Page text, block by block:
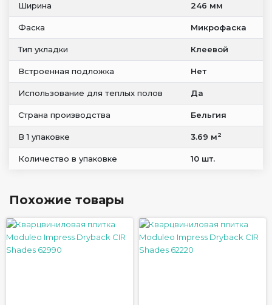
Ширина 246 мм
Фаска Микрофаска
Тип укладки Клеевой
Встроенная подложка Нет
Использование для теплых полов Да
Страна производства Бельгия
В 1 упаковке 3.69 м2
Количество в упаковке 10 шт.
Похожие товары